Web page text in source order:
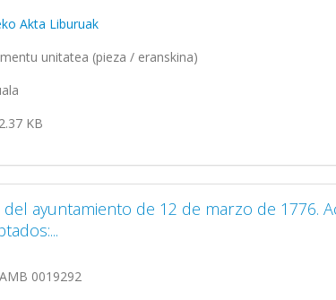
Akta Liburuak
unitatea (pieza / eranskina)
KB
del ayuntamiento de 12 de marzo de 1776.
0019292